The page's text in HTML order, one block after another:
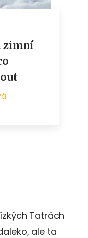
Tatrách
ale ta